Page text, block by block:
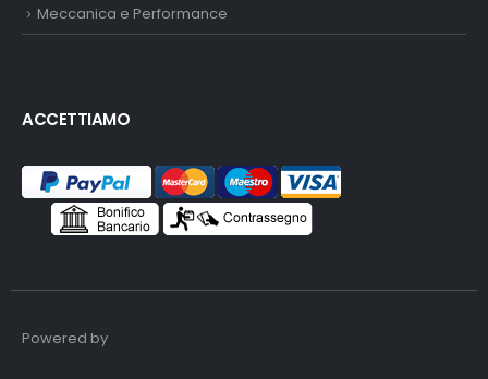
Meccanica e Performance
ACCETTIAMO
Powered by